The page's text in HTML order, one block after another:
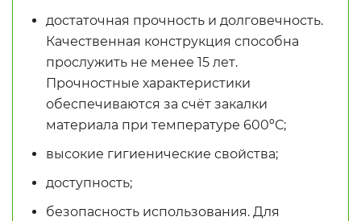
достаточная прочность и долговечность.
Качественная конструкция способна
прослужить не менее 15 лет.
Прочностные характеристики
обеспечиваются за счёт закалки
материала при температуре 600ºС;
высокие гигиенические свойства;
доступность;
безопасность использования. Для